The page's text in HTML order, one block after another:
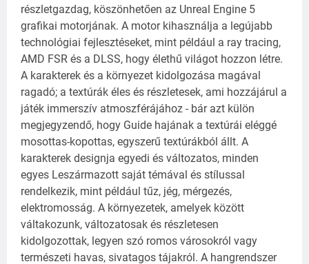
részletgazdag, köszönhetően az Unreal Engine 5
grafikai motorjának. A motor kihasználja a legújabb
technológiai fejlesztéseket, mint például a ray tracing,
AMD FSR és a DLSS, hogy élethű világot hozzon létre.
A karakterek és a környezet kidolgozása magával
ragadó; a textúrák éles és részletesek, ami hozzájárul a
játék immerszív atmoszférájához - bár azt külön
megjegyzendő, hogy Guide hajának a textúrái eléggé
mosottas-kopottas, egyszerű textúrákból állt. A
karakterek designja egyedi és változatos, minden
egyes Leszármazott saját témával és stílussal
rendelkezik, mint például tűz, jég, mérgezés,
elektromosság. A környezetek, amelyek között
váltakozunk, változatosak és részletesen
kidolgozottak, legyen szó romos városokról vagy
természeti havas, sivatagos tájakról. A hangrendszer